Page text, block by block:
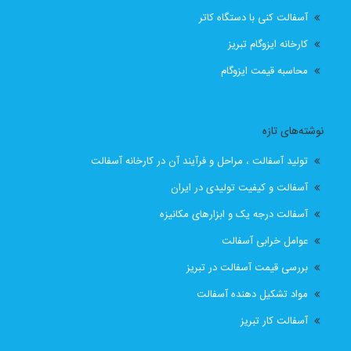
قیمت انواع ایزوگام در تبریز
قیمت ایزوگام آذربام حفاظ
قیمت ایزوگام تبریز
قیمت بهترین ایزوگام
لیست قیمت ایزوگام تبریز
لیست قیمت ایزوگام در تبریز
نصب رایگان
نصب رایگان ایزوگام در تبریز
آسفالت کنی با دستگاه کاتر
کارخانه ایزوگام تبریز
محاسبه قیمت ایزوگام
نوشته‌های تازه
تولید آسفالت ، مراحل و فرآیند آن در کارخانه آسفالت
آسفالت و کیفیت تولیدی در ایران
آسفالت درجه یک و ابزارهای مکانیزه
عوامل خرابی آسفالت
بررسی قیمت آسفالت در تبریز
مواد تشکیل دهنده آسفالت
آسفالت کار تبریز